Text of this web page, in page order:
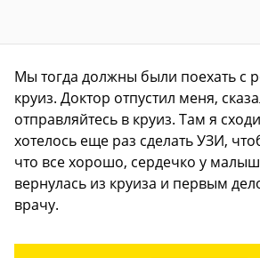
Мы тогда должны были поехать с
круиз. Доктор отпустил меня,
отправляйтесь в круиз. Там я
хотелось еще раз сделать УЗИ,
что все хорошо, сердечко у
вернулась из круиза и первым
врачу.